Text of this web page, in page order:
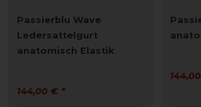
Passierblu Wave
Ledersattelgurt
anatomisch Elastik
144,00 € *